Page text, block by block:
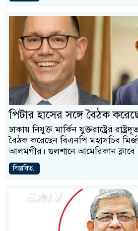
পিটার হাসের সঙ্গে বৈঠক
ঢাকায় নিযুক্ত মার্কিন যুক্তরাষ্ট্রের
বৈঠক করেছেন বিএনপি মহাসচিব
আলমগীর। গুলশানে আমেরিকান ক্লাবে
বিস্তারিত..